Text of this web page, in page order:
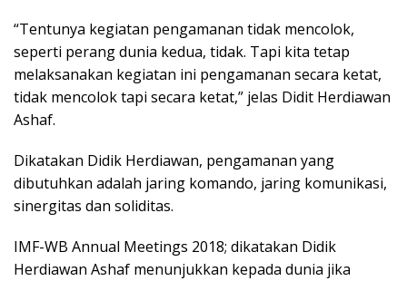
“Tentunya kegiatan pengamanan tidak mencolok,
seperti perang dunia kedua, tidak. Tapi kita tetap
melaksanakan kegiatan ini pengamanan secara ketat,
tidak mencolok tapi secara ketat,” jelas Didit Herdiawan
Ashaf.
Dikatakan Didik Herdiawan, pengamanan yang
dibutuhkan adalah jaring komando, jaring komunikasi,
sinergitas dan soliditas.
IMF-WB Annual Meetings 2018; dikatakan Didik
Herdiawan Ashaf menunjukkan kepada dunia jika